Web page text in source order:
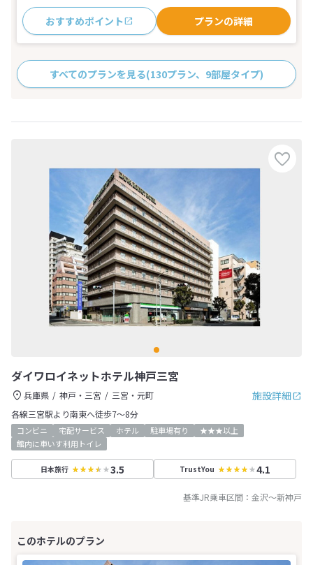
おすすめポイント プランの詳細
すべてのプランを見る(130プラン、9部屋タイプ)
ダイワロイネットホテル神戸三宮
施設詳細
兵庫県 神戸・三宮
三宮・元町
各線三宮駅より南東へ徒歩7～8分
コンビニ 宅配サービス ホテル 駐車場有り
★★★以上
館内に車いす利用トイレ
日本旅行 3.5 TrustYou 4.1
基準JR乗車区間： 金沢～新神戸